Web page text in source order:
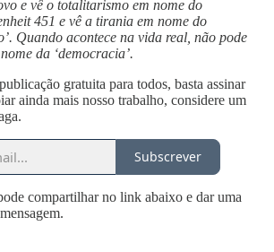
e vê o totalitarismo em nome do
451 e vê a tirania em nome do
Quando acontece na vida real, não pode
da ‘democracia’.
gratuita para todos, basta assinar
ainda mais nosso trabalho, considere um
Subscrever
compartilhar no link abaixo e dar uma